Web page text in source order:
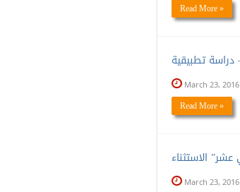
Read More »
March 23, 2016
Read More »
March 23, 2016